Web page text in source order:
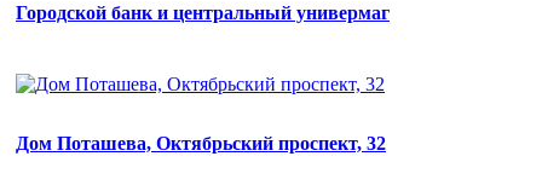
Городской банк и центральный универмаг
Дом Поташева, Октябрьский проспект, 32